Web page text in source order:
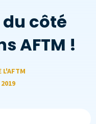
côté
AFTM !
L'AFTM